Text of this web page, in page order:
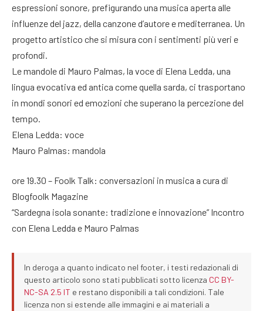
espressioni sonore, prefigurando una musica aperta alle
influenze del jazz, della canzone d’autore e mediterranea. Un
progetto artistico che si misura con i sentimenti più veri e
profondi.
Le mandole di Mauro Palmas, la voce di Elena Ledda, una
lingua evocativa ed antica come quella sarda, ci trasportano
in mondi sonori ed emozioni che superano la percezione del
tempo.
Elena Ledda: voce
Mauro Palmas: mandola
ore 19.30 – Foolk Talk: conversazioni in musica a cura di
Blogfoolk Magazine
“Sardegna isola sonante: tradizione e innovazione” Incontro
con Elena Ledda e Mauro Palmas
In deroga a quanto indicato nel footer, i testi redazionali di
questo articolo sono stati pubblicati sotto licenza CC BY-
NC-SA 2.5 IT e restano disponibili a tali condizioni. Tale
licenza non si estende alle immagini e ai materiali a